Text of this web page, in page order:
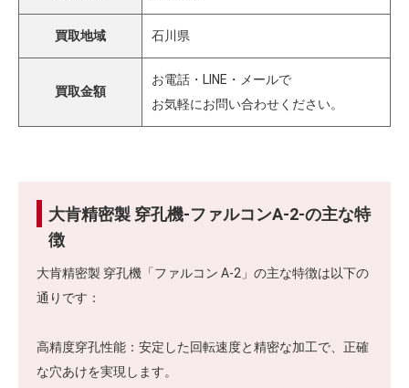
買取地域 石川県
買取金額
お電話・LINE・メールで
お気軽にお問い合わせください。
大肯精密製 穿孔機-ファルコンA-2-の主な特
徴
大肯精密製 穿孔機「ファルコン A-2」の主な特徴は以下の
通りです：
高精度穿孔性能：安定した回転速度と精密な加工で、正確
な穴あけを実現します。